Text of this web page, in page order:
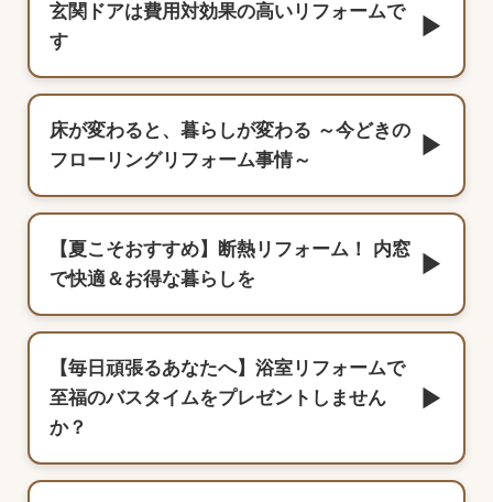
玄関ドアは費用対効果の高いリフォームで
す
▶
床が変わると、暮らしが変わる ～今どきの
フローリングリフォーム事情～
▶
【夏こそおすすめ】断熱リフォーム！ 内窓
で快適＆お得な暮らしを
▶
【毎日頑張るあなたへ】浴室リフォームで
至福のバスタイムをプレゼントしません
か？
▶